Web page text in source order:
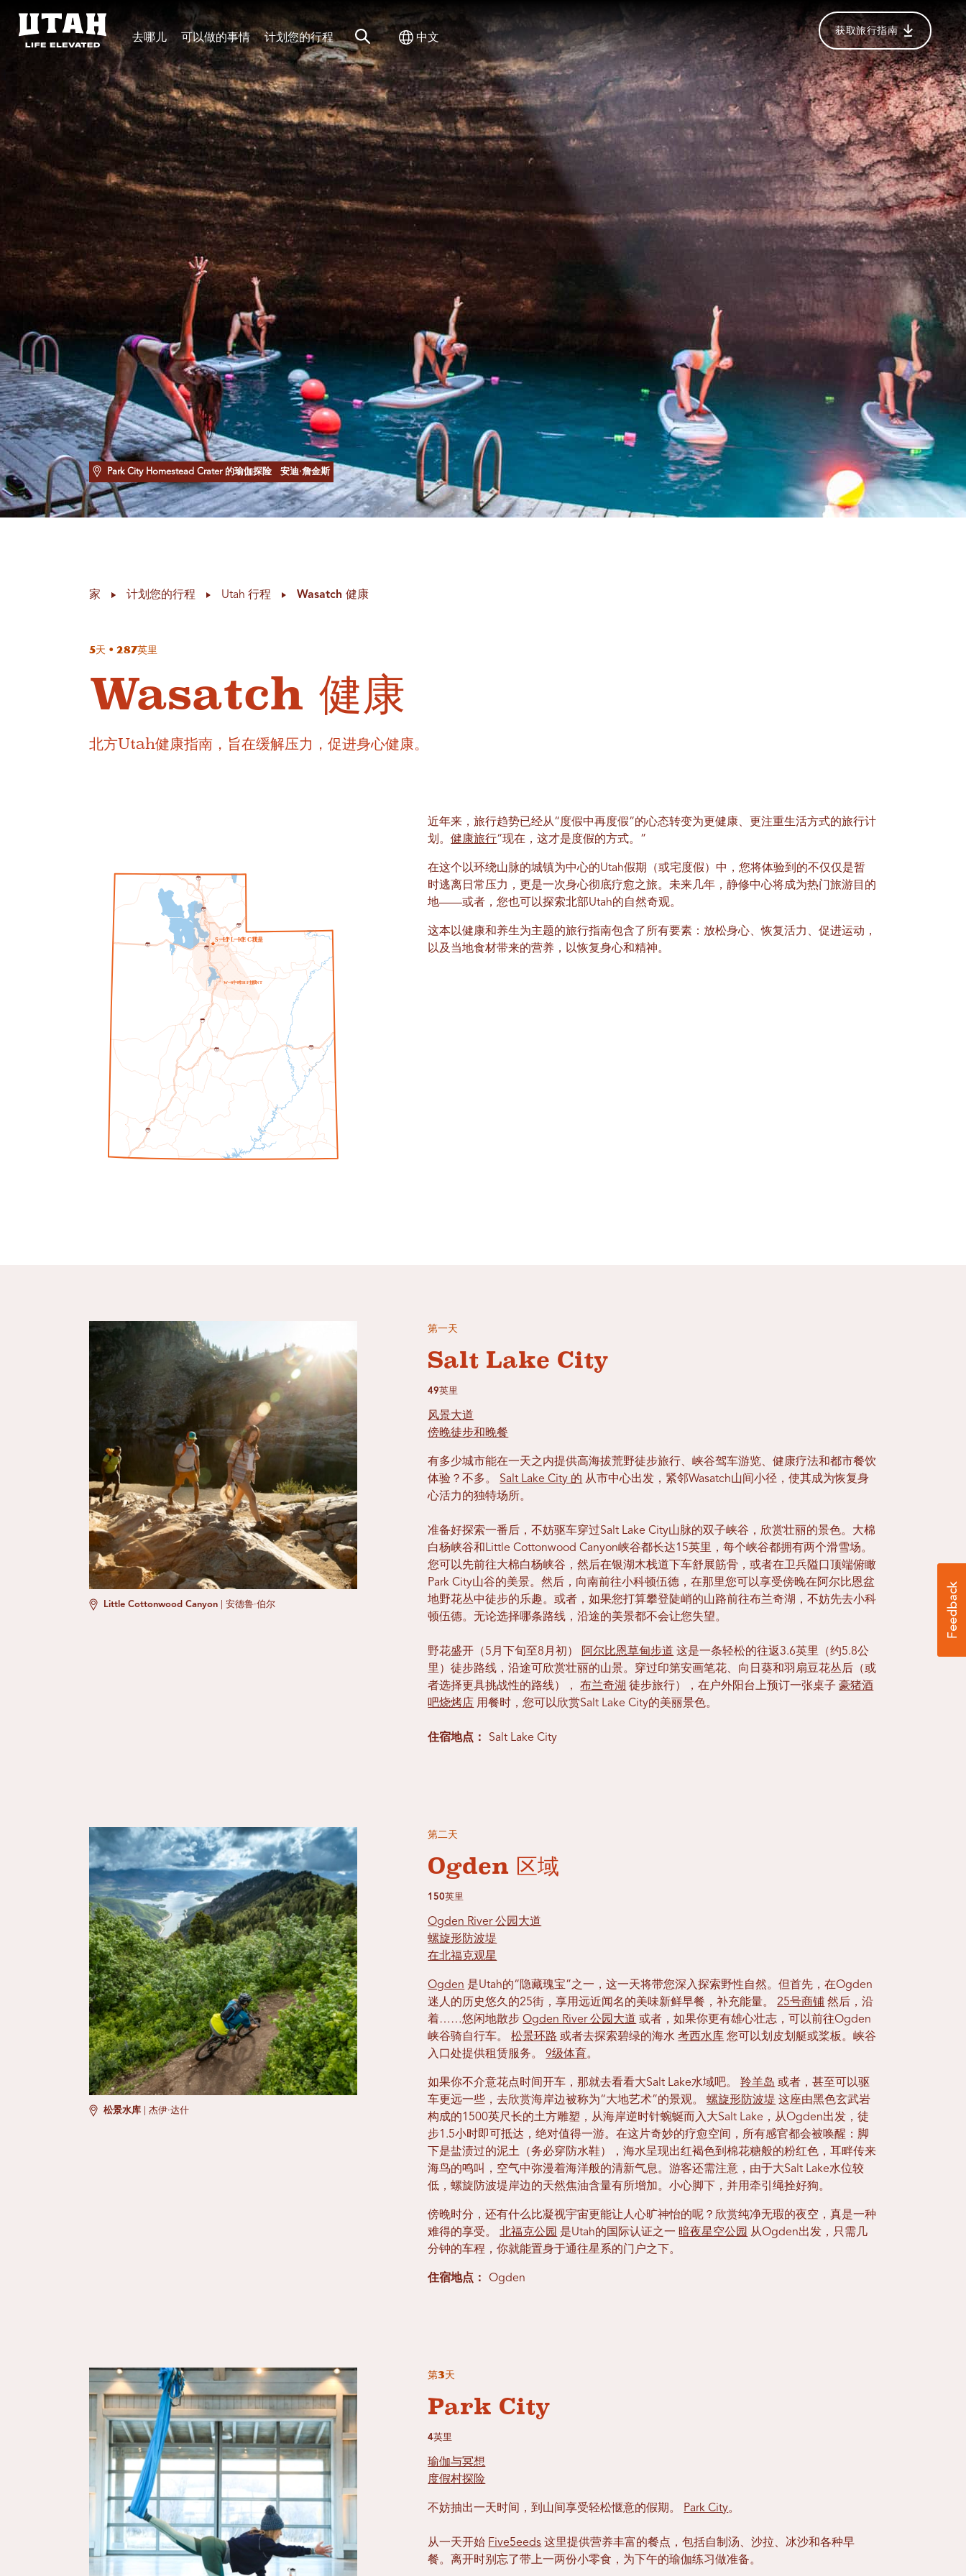
Skip to content
去哪儿 可以做的事情 计划您的行程 网站搜索切换国际
中文 获取旅行指南
Park City Homestead Crater 的瑜伽探险 安迪·詹金斯
家 计划您的行程 Utah 行程 Wasatch 健康
5天 • 287英里
Wasatch 健康
北方Utah健康指南，旨在缓解压力，促进身心健康。
S一个
LTL一个
KEC我
T是
W一个
S一个
TCHF拉哦NT
15
70
70
15
0
215
15
15
近年来，旅行趋势已经从“度假中再度假”的心态转变为更健康、更注重生活方式的旅行计
划。健康旅行“现在，这才是度假的方式。”
在这个以环绕山脉的城镇为中心的Utah假期（或宅度假）中，您将体验到的不仅仅是暂
时逃离日常压力，更是一次身心彻底疗愈之旅。未来几年，静修中心将成为热门旅游目的
地——或者，您也可以探索北部Utah的自然奇观。
这本以健康和养生为主题的旅行指南包含了所有要素：放松身心、恢复活力、促进运动，
以及当地食材带来的营养，以恢复身心和精神。
Little Cottonwood Canyon |安德鲁·伯尔
第一天
Salt Lake City
49英里
风景大道
傍晚徒步和晚餐
有多少城市能在一天之内提供高海拔荒野徒步旅行、峡谷驾车游览、健康疗法和都市餐饮
体验？不多。 Salt Lake City 的 从市中心出发，紧邻Wasatch山间小径，使其成为恢复身
心活力的独特场所。
准备好探索一番后，不妨驱车穿过Salt Lake City山脉的双子峡谷，欣赏壮丽的景色。大棉
白杨峡谷和Little Cottonwood Canyon峡谷都长达15英里，每个峡谷都拥有两个滑雪场。
您可以先前往大棉白杨峡谷，然后在银湖木栈道下车舒展筋骨，或者在卫兵隘口顶端俯瞰
Park City山谷的美景。然后，向南前往小科顿伍德，在那里您可以享受傍晚在阿尔比恩盆
地野花丛中徒步的乐趣。或者，如果您打算攀登陡峭的山路前往布兰奇湖，不妨先去小科
顿伍德。无论选择哪条路线，沿途的美景都不会让您失望。
野花盛开（5月下旬至8月初） 阿尔比恩草甸步道 这是一条轻松的往返3.6英里（约5.8公
里）徒步路线，沿途可欣赏壮丽的山景。穿过印第安画笔花、向日葵和羽扇豆花丛后（或
者选择更具挑战性的路线），布兰奇湖 徒步旅行），在户外阳台上预订一张桌子豪猪酒
吧烧烤店 用餐时，您可以欣赏Salt Lake City的美丽景色。
住宿地点： Salt Lake City
松景水库 |杰伊·达什
第二天
Ogden 区域
150英里
Ogden River 公园大道
螺旋形防波堤
在北福克观星
Ogden 是Utah的“隐藏瑰宝”之一，这一天将带您深入探索野性自然。但首先，在Ogden
迷人的历史悠久的25街，享用远近闻名的美味新鲜早餐，补充能量。25号商铺 然后，沿
着……悠闲地散步Ogden River 公园大道 或者，如果你更有雄心壮志，可以前往Ogden
峡谷骑自行车。松景环路 或者去探索碧绿的海水考西水库 您可以划皮划艇或桨板。峡谷
入口处提供租赁服务。9级体育。
如果你不介意花点时间开车，那就去看看大Salt Lake水域吧。羚羊岛 或者，甚至可以驱
车更远一些，去欣赏海岸边被称为“大地艺术”的景观。螺旋形防波堤 这座由黑色玄武岩
构成的1500英尺长的土方雕塑，从海岸逆时针蜿蜒而入大Salt Lake，从Ogden出发，徒
步1.5小时即可抵达，绝对值得一游。在这片奇妙的疗愈空间，所有感官都会被唤醒：脚
下是盐渍过的泥土（务必穿防水鞋），海水呈现出红褐色到棉花糖般的粉红色，耳畔传来
海鸟的鸣叫，空气中弥漫着海洋般的清新气息。游客还需注意，由于大Salt Lake水位较
低，螺旋防波堤岸边的天然焦油含量有所增加。小心脚下，并用牵引绳拴好狗。
傍晚时分，还有什么比凝视宇宙更能让人心旷神怡的呢？欣赏纯净无瑕的夜空，真是一种
难得的享受。北福克公园 是Utah的国际认证之一暗夜星空公园 从Ogden出发，只需几
分钟的车程，你就能置身于通往星系的门户之下。
住宿地点：Ogden
第3天
Park City
4英里
瑜伽与冥想
度假村探险
不妨抽出一天时间，到山间享受轻松惬意的假期。 Park City。
从一天开始 Five5eeds 这里提供营养丰富的餐点，包括自制汤、沙拉、冰沙和各种早
餐。离开时别忘了带上一两份小零食，为下午的瑜伽练习做准备。